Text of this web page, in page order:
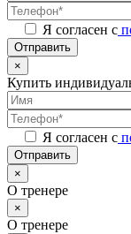
Я согласен с
Отправить
×
Купить
Я согласен с
Отправить
×
О тренере
×
О тренере